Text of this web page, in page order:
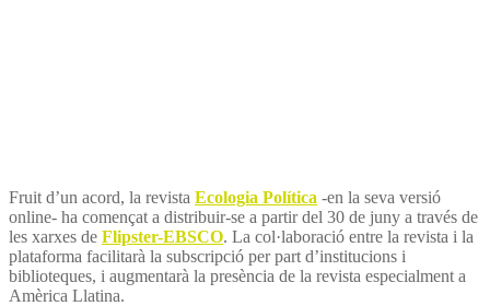
Fruit d’un acord, la revista Ecologia Política -en la seva versió
online- ha començat a distribuir-se a partir del 30 de juny a través de
les xarxes de Flipster-EBSCO. La col·laboració entre la revista i la
plataforma facilitarà la subscripció per part d’institucions i
biblioteques, i augmentarà la presència de la revista especialment a
Amèrica Llatina.